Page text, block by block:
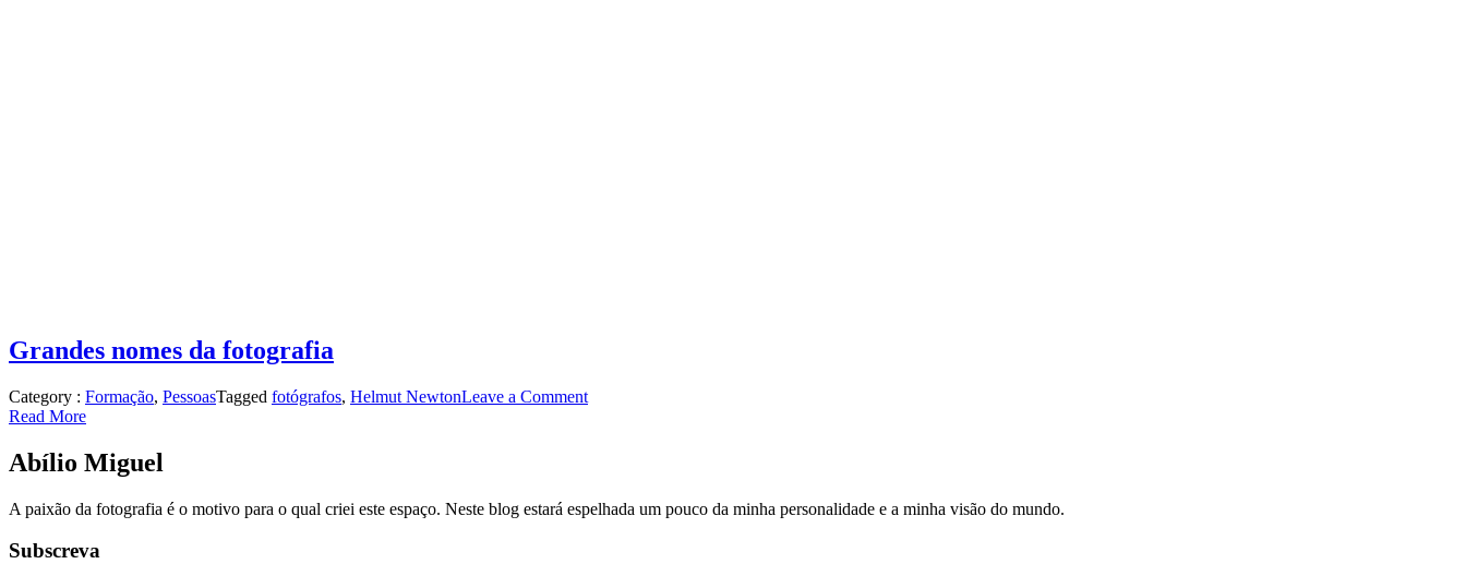
Grandes nomes da fotografia
Category : Formação, PessoasTagged fotógrafos, Helmut NewtonLeave a Commenton
Read More
Abílio Miguel
A paixão da fotografia é o motivo para o qual criei este espaço. Neste blog estará espelhada um pouco da minha personalidade e a minha visão do mundo.
Subscreva